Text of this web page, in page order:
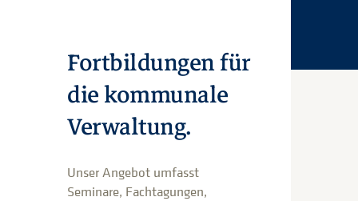
Fortbildungen für
die kommunale
Verwaltung.
Unser Angebot umfasst
Seminare, Fachtagungen,